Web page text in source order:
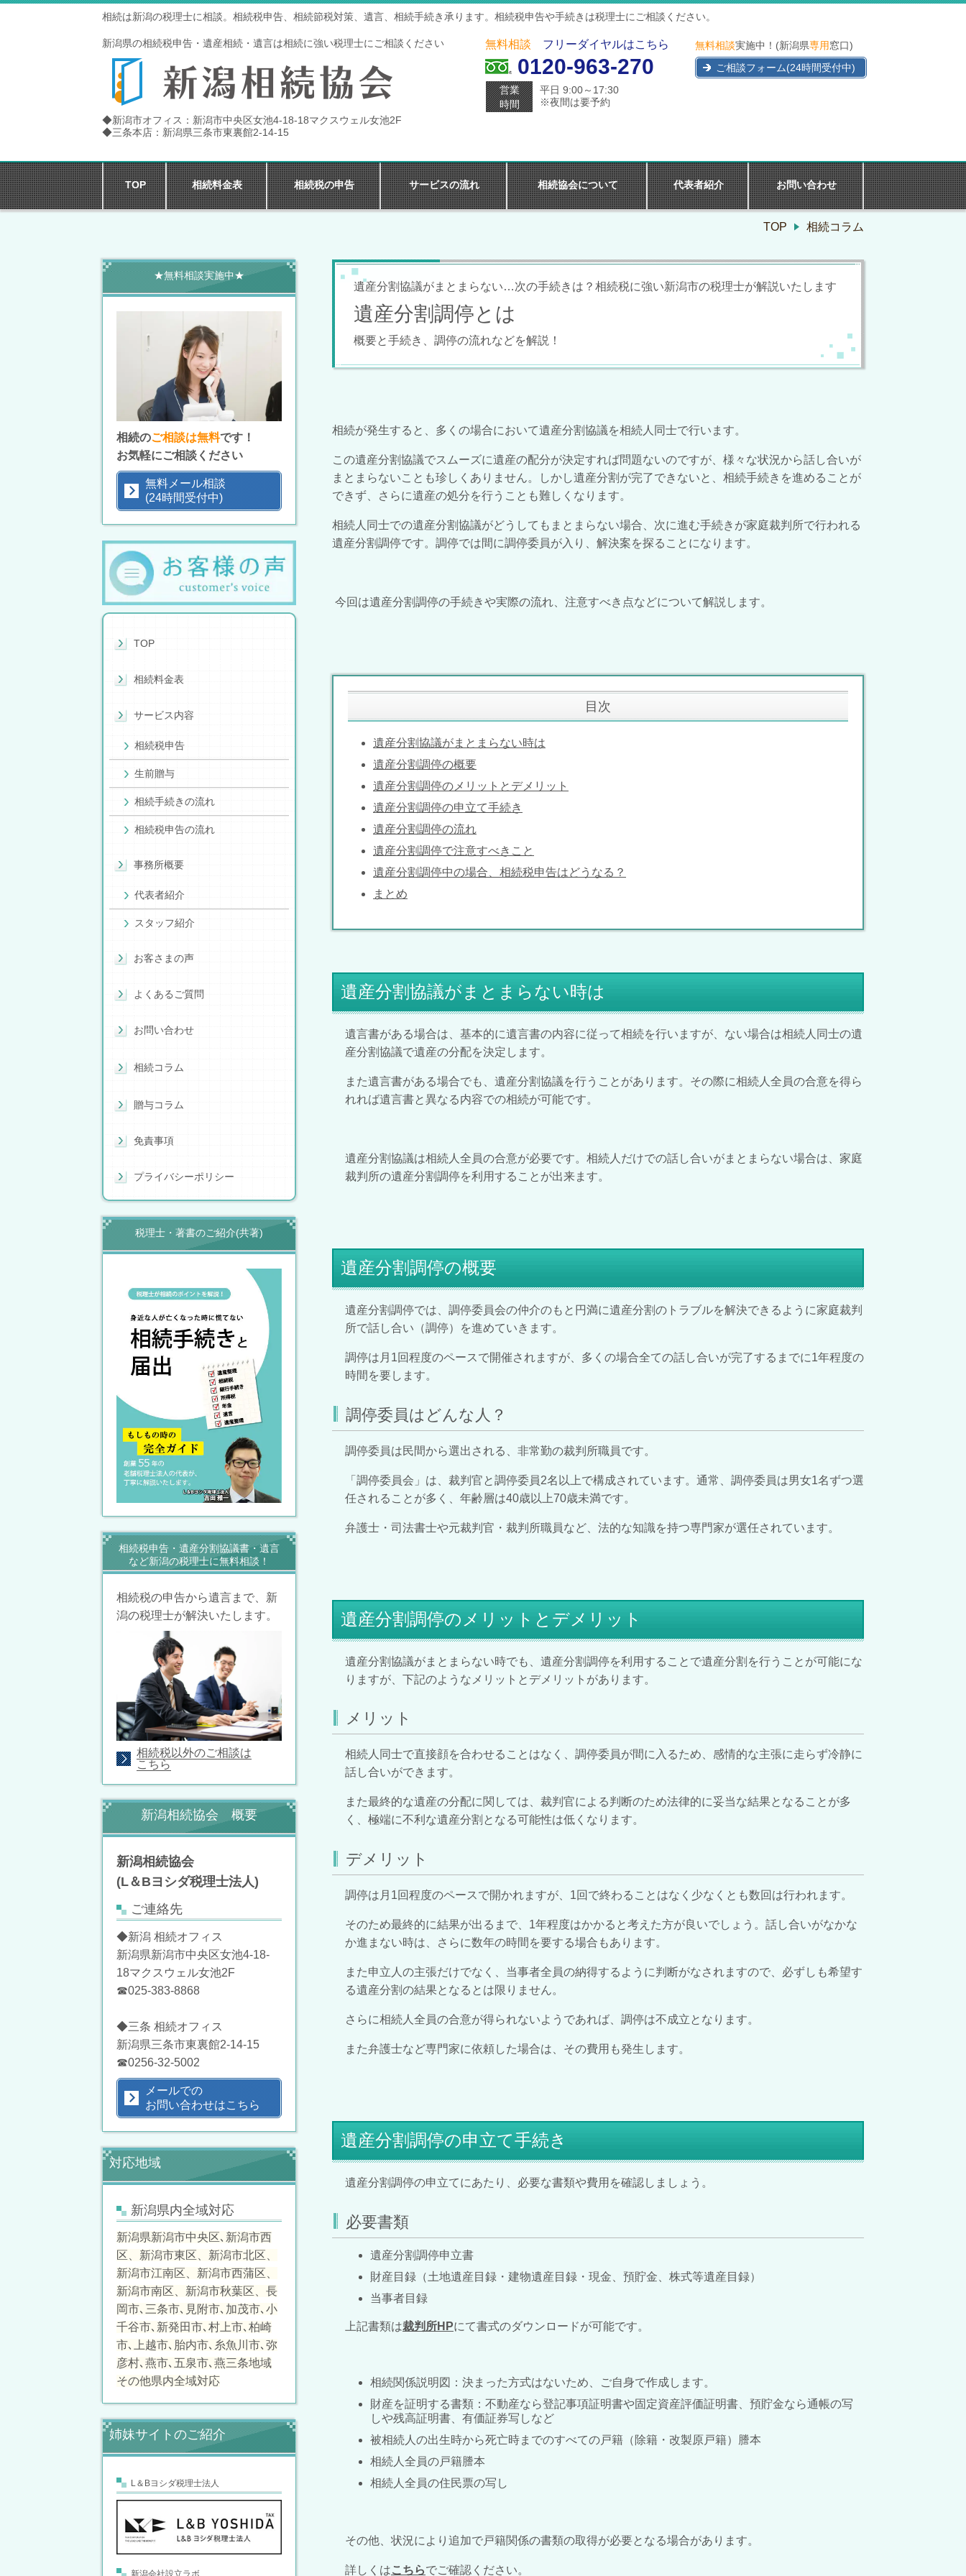
相続は新潟の税理士に相談。相続税申告、相続節税対策、遺言、相続手続き承ります。相続税申告や手続きは税理士にご相談ください。
新潟県の相続税申告・遺産相続・遺言は相続に強い税理士にご相談ください
◆新潟市オフィス：新潟市中央区女池4-18-18マクスウェル女池2F
◆三条本店：新潟県三条市東裏館2-14-15
無料相談 フリーダイヤルはこちら
0120-963-270
営業
時間
平日 9:00～17:30
※夜間は要予約
無料相談実施中！(新潟県専用窓口)
ご相談フォーム(24時間受付中)
TOP 相続料金表 相続税の申告 サービスの流れ 相続協会について 代表者紹介 お問い合わせ
TOP 相続コラム
遺産分割協議がまとまらない…次の手続きは？相続税に強い新潟市の税理士が解説いたします
遺産分割調停とは
概要と手続き、調停の流れなどを解説！
相続が発生すると、多くの場合において遺産分割協議を相続人同士で行います。
この遺産分割協議でスムーズに遺産の配分が決定すれば問題ないのですが、様々な状況から話し合いが
まとまらないことも珍しくありません。しかし遺産分割が完了できないと、相続手続きを進めることが
できず、さらに遺産の処分を行うことも難しくなります。
相続人同士での遺産分割協議がどうしてもまとまらない場合、次に進む手続きが家庭裁判所で行われる
遺産分割調停です。調停では間に調停委員が入り、解決案を探ることになります。
今回は遺産分割調停の手続きや実際の流れ、注意すべき点などについて解説します。
目次
遺産分割協議がまとまらない時は
遺産分割調停の概要
遺産分割調停のメリットとデメリット
遺産分割調停の申立て手続き
遺産分割調停の流れ
遺産分割調停で注意すべきこと
遺産分割調停中の場合、相続税申告はどうなる？
まとめ
遺産分割協議がまとまらない時は
遺言書がある場合は、基本的に遺言書の内容に従って相続を行いますが、ない場合は相続人同士の遺
産分割協議で遺産の分配を決定します。
また遺言書がある場合でも、遺産分割協議を行うことがあります。その際に相続人全員の合意を得ら
れれば遺言書と異なる内容での相続が可能です。
遺産分割協議は相続人全員の合意が必要です。相続人だけでの話し合いがまとまらない場合は、家庭
裁判所の遺産分割調停を利用することが出来ます。
遺産分割調停の概要
遺産分割調停では、調停委員会の仲介のもと円満に遺産分割のトラブルを解決できるように家庭裁判
所で話し合い（調停）を進めていきます。
調停は月1回程度のペースで開催されますが、多くの場合全ての話し合いが完了するまでに1年程度の
時間を要します。
調停委員はどんな人？
調停委員は民間から選出される、非常勤の裁判所職員です。
「調停委員会」は、裁判官と調停委員2名以上で構成されています。通常、調停委員は男女1名ずつ選
任されることが多く、年齢層は40歳以上70歳未満です。
弁護士・司法書士や元裁判官・裁判所職員など、法的な知識を持つ専門家が選任されています。
遺産分割調停のメリットとデメリット
遺産分割協議がまとまらない時でも、遺産分割調停を利用することで遺産分割を行うことが可能にな
りますが、下記のようなメリットとデメリットがあります。
メリット
相続人同士で直接顔を合わせることはなく、調停委員が間に入るため、感情的な主張に走らず冷静に
話し合いができます。
また最終的な遺産の分配に関しては、裁判官による判断のため法律的に妥当な結果となることが多
く、極端に不利な遺産分割となる可能性は低くなります。
デメリット
調停は月1回程度のペースで開かれますが、1回で終わることはなく少なくとも数回は行われます。
そのため最終的に結果が出るまで、1年程度はかかると考えた方が良いでしょう。話し合いがなかな
か進まない時は、さらに数年の時間を要する場合もあります。
また申立人の主張だけでなく、当事者全員の納得するように判断がなされますので、必ずしも希望す
る遺産分割の結果となるとは限りません。
さらに相続人全員の合意が得られないようであれば、調停は不成立となります。
また弁護士など専門家に依頼した場合は、その費用も発生します。
遺産分割調停の申立て手続き
遺産分割調停の申立てにあたり、必要な書類や費用を確認しましょう。
必要書類
遺産分割調停申立書
財産目録（土地遺産目録・建物遺産目録・現金、預貯金、株式等遺産目録）
当事者目録
上記書類は裁判所HPにて書式のダウンロードが可能です。
相続関係説明図：決まった方式はないため、ご自身で作成します。
財産を証明する書類：不動産なら登記事項証明書や固定資産評価証明書、預貯金なら通帳の写
しや残高証明書、有価証券写しなど
被相続人の出生時から死亡時までのすべての戸籍（除籍・改製原戸籍）謄本
相続人全員の戸籍謄本
相続人全員の住民票の写し
その他、状況により追加で戸籍関係の書類の取得が必要となる場合があります。
詳しくはこちらでご確認ください。
★無料相談実施中★
相続のご相談は無料です！
お気軽にご相談ください
無料メール相談
(24時間受付中)
TOP
相続料金表
サービス内容
相続税申告
生前贈与
相続手続きの流れ
相続税申告の流れ
事務所概要
代表者紹介
スタッフ紹介
お客さまの声
よくあるご質問
お問い合わせ
相続コラム
贈与コラム
免責事項
プライバシーポリシー
税理士・著書のご紹介(共著)
相続税申告・遺産分割協議書・遺言
など新潟の税理士に無料相談！
相続税の申告から遺言まで、新
潟の税理士が解決いたします。
相続税以外のご相談は
こちら
新潟相続協会 概要
新潟相続協会
(L＆Bヨシダ税理士法人)
ご連絡先
◆新潟 相続オフィス
新潟県新潟市中央区女池4-18-
18マクスウェル女池2F
☎025-383-8868
◆三条 相続オフィス
新潟県三条市東裏館2-14-15
☎0256-32-5002
メールでの
お問い合わせはこちら
対応地域
新潟県内全域対応
新潟県新潟市中央区､新潟市西
区、新潟市東区、新潟市北区、
新潟市江南区、新潟市西蒲区、
新潟市南区、新潟市秋葉区、長
岡市､三条市､見附市､加茂市､小
千谷市､新発田市､村上市､柏崎
市､上越市､胎内市､糸魚川市､弥
彦村､燕市､五泉市､燕三条地域
その他県内全域対応
姉妹サイトのご紹介
L＆Bヨシダ税理士法人
新潟会社設立ラボ